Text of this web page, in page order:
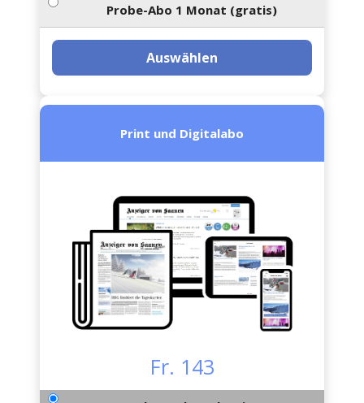
Probe-Abo 1 Monat (gratis)
Auswählen
Print und Digitalabo
Fr. 143